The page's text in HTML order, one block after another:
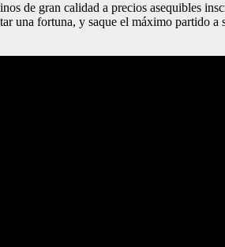
de gran calidad a precios asequibles
una fortuna, y saque el máximo partido a